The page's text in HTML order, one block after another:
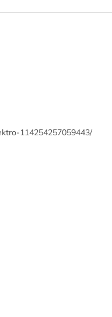
114254257059443/